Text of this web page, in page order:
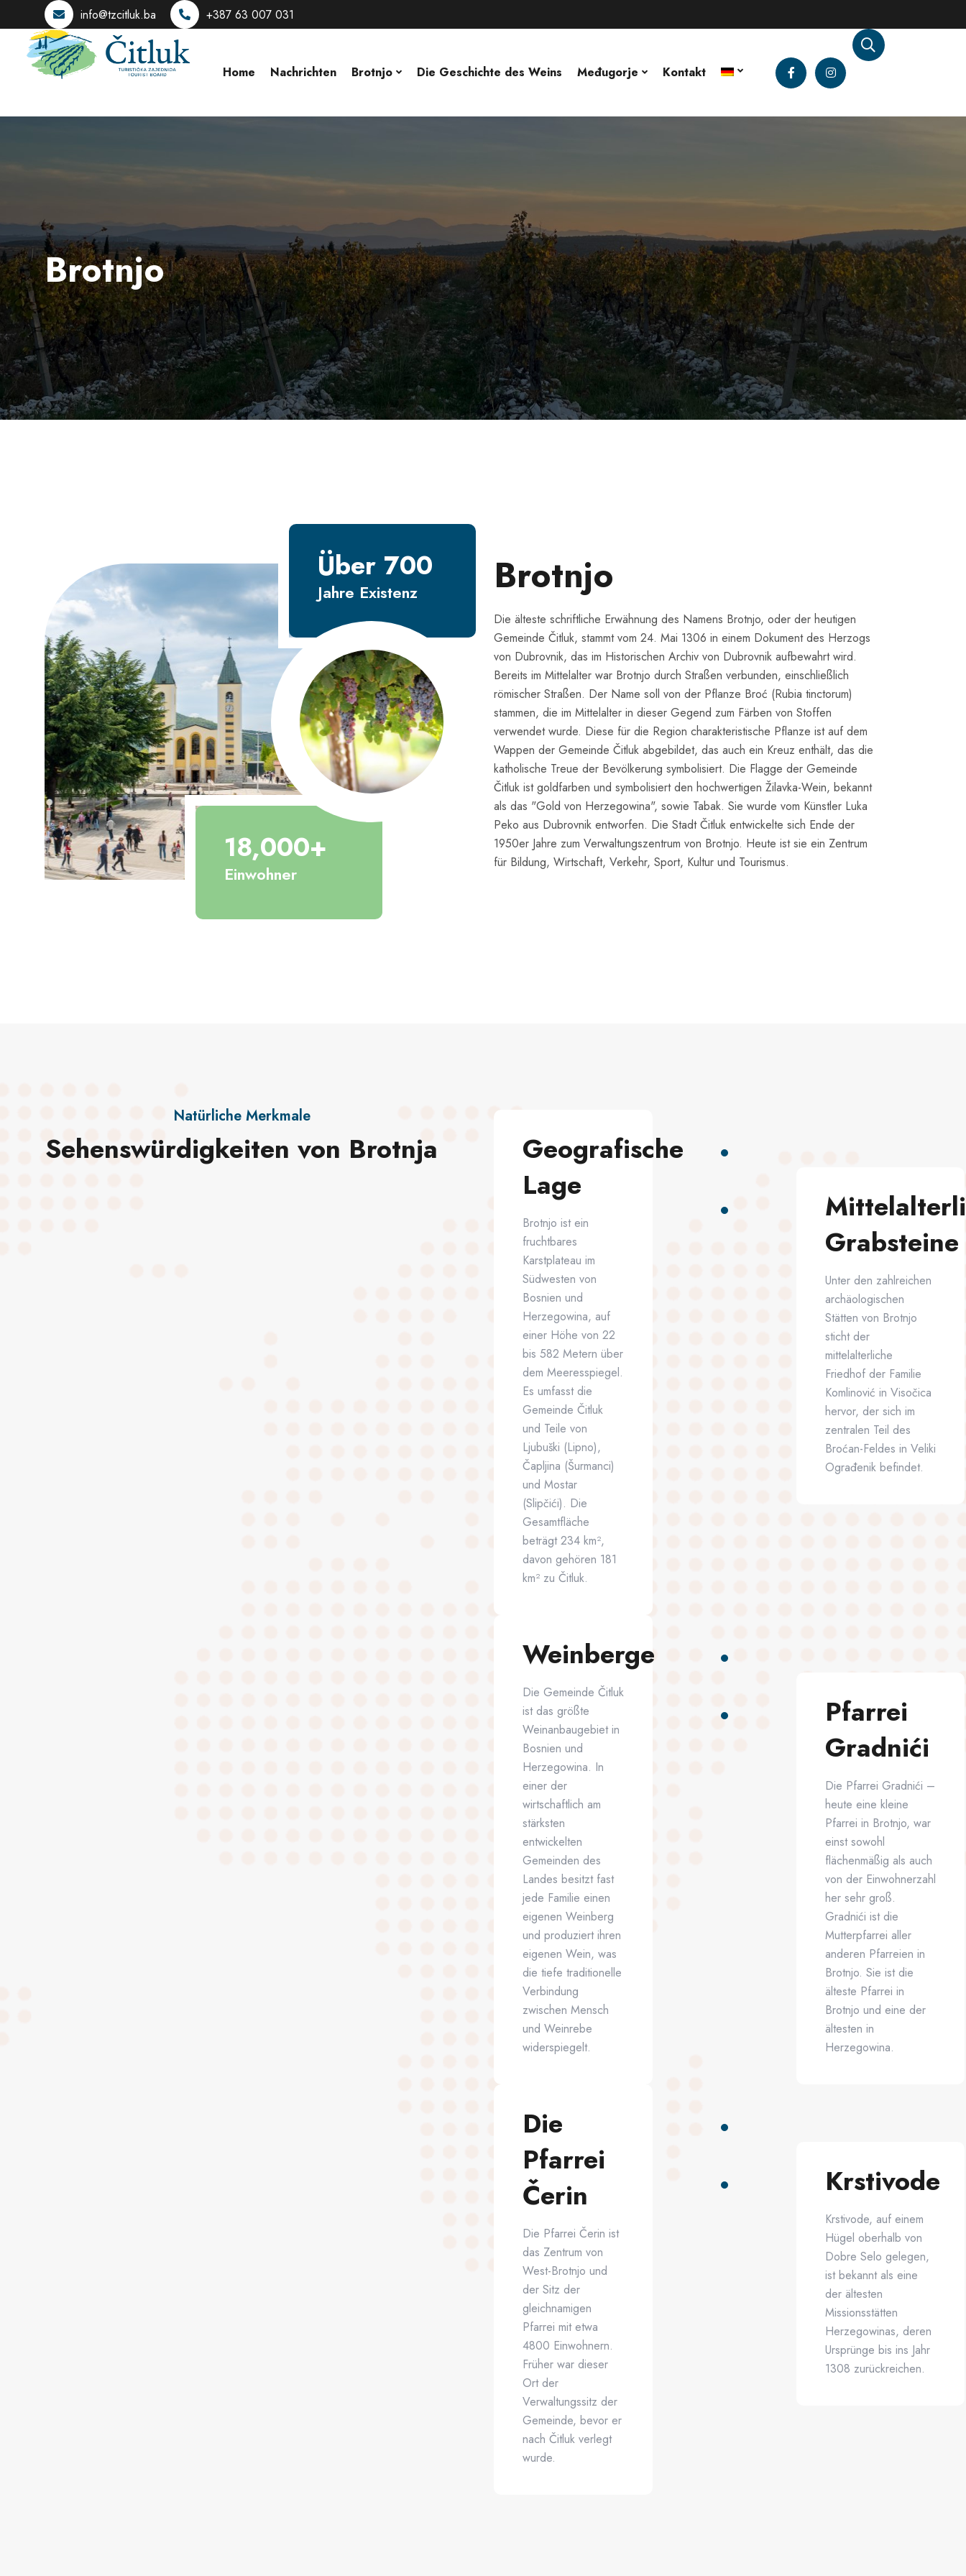
info@tzcitluk.ba +387 63 007 031
Home Nachrichten Brotnjo Die Geschichte des Weins Međugorje Kontakt
Brotnjo
Über 700
Jahre Existenz
18,000+
Einwohner
Brotnjo
Die älteste schriftliche Erwähnung des Namens Brotnjo, oder der heutigen
Gemeinde Čitluk, stammt vom 24. Mai 1306 in einem Dokument des Herzogs
von Dubrovnik, das im Historischen Archiv von Dubrovnik aufbewahrt wird.
Bereits im Mittelalter war Brotnjo durch Straßen verbunden, einschließlich
römischer Straßen. Der Name soll von der Pflanze Broć (Rubia tinctorum)
stammen, die im Mittelalter in dieser Gegend zum Färben von Stoffen
verwendet wurde. Diese für die Region charakteristische Pflanze ist auf dem
Wappen der Gemeinde Čitluk abgebildet, das auch ein Kreuz enthält, das die
katholische Treue der Bevölkerung symbolisiert. Die Flagge der Gemeinde
Čitluk ist goldfarben und symbolisiert den hochwertigen Žilavka-Wein, bekannt
als das "Gold von Herzegowina", sowie Tabak. Sie wurde vom Künstler Luka
Peko aus Dubrovnik entworfen. Die Stadt Čitluk entwickelte sich Ende der
1950er Jahre zum Verwaltungszentrum von Brotnjo. Heute ist sie ein Zentrum
für Bildung, Wirtschaft, Verkehr, Sport, Kultur und Tourismus.
Natürliche Merkmale
Sehenswürdigkeiten von Brotnja
Geografische
Lage
Brotnjo ist ein
fruchtbares
Karstplateau im
Südwesten von
Bosnien und
Herzegowina, auf
einer Höhe von 22
bis 582 Metern über
dem Meeresspiegel.
Es umfasst die
Gemeinde Čitluk
und Teile von
Ljubuški (Lipno),
Čapljina (Šurmanci)
und Mostar
(Slipčići). Die
Gesamtfläche
beträgt 234 km²,
davon gehören 181
km² zu Čitluk.
Grabsteine
Unter den zahlreichen
archäologischen
Stätten von Brotnjo
sticht der
mittelalterliche
Friedhof der Familie
Komlinović in Visočica
hervor, der sich im
zentralen Teil des
Broćan-Feldes in Veliki
Ograđenik befindet.
Weinberge
Die Gemeinde Čitluk
ist das größte
Weinanbaugebiet in
Bosnien und
Herzegowina. In
einer der
wirtschaftlich am
stärksten
entwickelten
Gemeinden des
Landes besitzt fast
jede Familie einen
eigenen Weinberg
und produziert ihren
eigenen Wein, was
die tiefe traditionelle
Verbindung
zwischen Mensch
und Weinrebe
widerspiegelt.
Pfarrei
Gradnići
Die Pfarrei Gradnići –
heute eine kleine
Pfarrei in Brotnjo, war
einst sowohl
flächenmäßig als auch
von der Einwohnerzahl
her sehr groß.
Gradnići ist die
Mutterpfarrei aller
anderen Pfarreien in
Brotnjo. Sie ist die
älteste Pfarrei in
Brotnjo und eine der
ältesten in
Herzegowina.
Die
Pfarrei
Čerin
Die Pfarrei Čerin ist
das Zentrum von
West-Brotnjo und
der Sitz der
gleichnamigen
Pfarrei mit etwa
4800 Einwohnern.
Früher war dieser
Ort der
Verwaltungssitz der
Gemeinde, bevor er
nach Čitluk verlegt
wurde.
Krstivode
Krstivode, auf einem
Hügel oberhalb von
Dobre Selo gelegen,
ist bekannt als eine
der ältesten
Missionsstätten
Herzegowinas, deren
Ursprünge bis ins Jahr
1308 zurückreichen.